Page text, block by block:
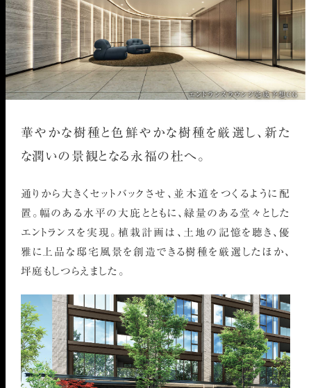
エントランスラウンジ完成予想CG
華やかな樹種と色鮮やかな樹種を厳選し、新た
な潤いの景観となる永福の杜へ。
通りから大きくセットバックさせ、並木道をつくるように配
置。幅のある水平の大庇とともに、緑量のある堂々とした
エントランスを実現。植栽計画は、土地の記憶を聴き、優
雅に上品な邸宅風景を創造できる樹種を厳選したほか、
坪庭もしつらえました。